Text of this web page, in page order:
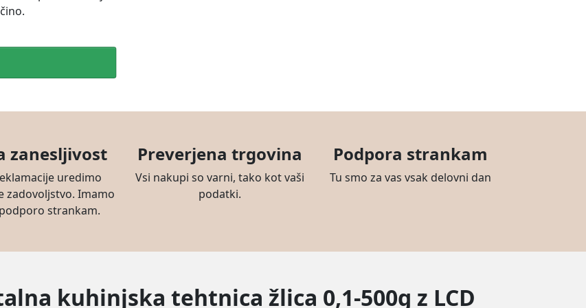
zanesljivost
uredimo
zadovoljstvo. Imamo
strankam.
Preverjena trgovina
Vsi nakupi so varni, tako kot vaši
podatki.
Podpora strankam
Tu smo za vas vsak delovni dan
kuhinjska tehtnica žlica 0,1-500g z LCD